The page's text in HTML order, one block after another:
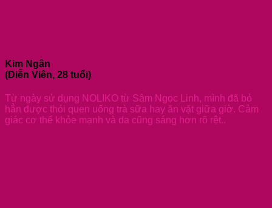
Kim Ngân
(Diễn Viên, 28 tuổi)
Từ ngày sử dụng NOLIKO từ Sâm Ngọc Linh, mình đã bỏ
hẳn được thói quen uống trà sữa hay ăn vặt giữa giờ. Cảm
giác cơ thể khỏe mạnh và da cũng sáng hơn rõ rệt..